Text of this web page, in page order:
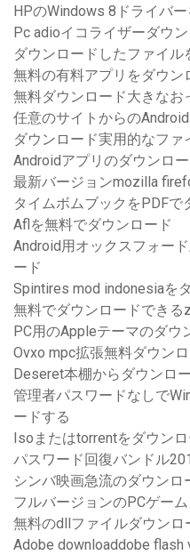
HPのWindows 8ドライバ
Pc adioイコライザーダウ
ダウンロードしたファイル
無料の有料アプリをダウン
無料ダウンロード大きなお
任意のサイトからの
ダウンロード実用的なファ
Androidアプリのダウンロ
最新バージョンmozilla
タイムボムブックをPDFで
Aflを無料でダウンロード
Android用オックスフォー
ード
Spintires mod indonesiaを
無料でダウンロードできる
PC用のAppleテーマのダウ
Ovxo mpc拡張無料ダウン
Deseret本棚からダウンロ
管理者パスワードなしで
ードする
Isoまたはtorrentをダウン
パスワード回復バンドル
シンバ映画急流のダウンロ
フルバージョンのPCゲー
無料のdllファイルダウンロ
Adobe downloaddobe flash